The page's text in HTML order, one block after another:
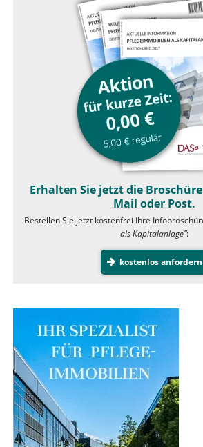
Erhalten Sie jetzt die
Mail oder Post.
Bestellen Sie jetzt kostenfrei Ihre
als Kapitalanlage”:
kostenlos anfordern